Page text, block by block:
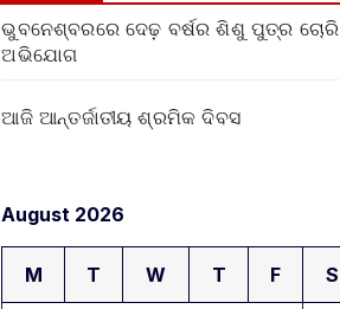
ଭୁବନେଶ୍ବରରେ ଦେଢ଼ ବର୍ଷର ଶିଶୁ ପୁତ୍ର ଚୋରି
ଅଭିଯୋଗ
ଆଜି ଆନ୍ତର୍ଜାତୀୟ ଶ୍ରମିକ ଦିବସ
August 2026
M T W T F S